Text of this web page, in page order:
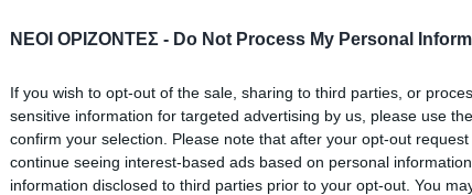
ΝΕΟΙ ΟΡΙΖΟΝΤΕΣ - Do Not Process My Personal
If you wish to opt-out of the sale, sharing to third parties, or
sensitive information for targeted advertising by us, please use
confirm your selection. Please note that after your opt-out
continue seeing interest-based ads based on personal
information disclosed to third parties prior to your opt-out. You